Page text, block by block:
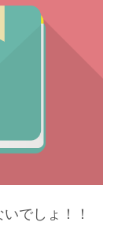
でしょ！！